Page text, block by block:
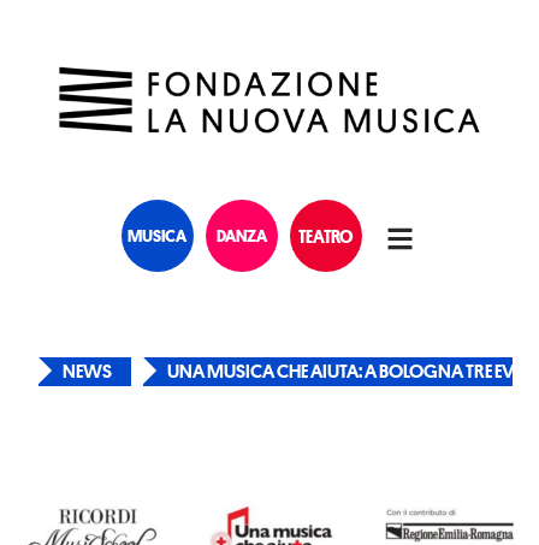
MUSICA DANZA TEATRO
NEWS UNA MUSICA CHE AIUTA: A BOLOGNA TRE